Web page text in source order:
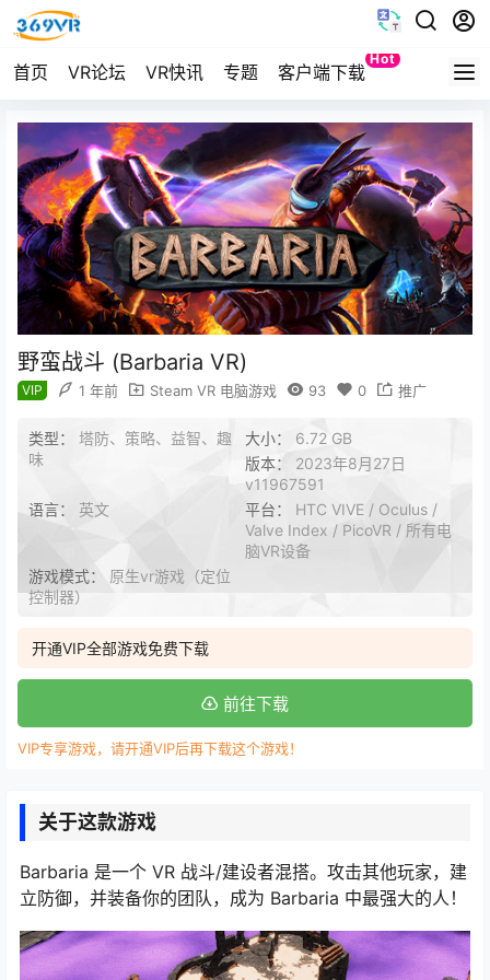
首页 VR论坛 VR快讯 专题 客户端下载
Hot
Quest
野蛮战斗 (Barbaria VR)
VIP 1 年前 Steam VR 电脑游戏 93 0 推广
类型： 塔防、策略、益智、趣
味
大小： 6.72 GB
版本： 2023年8月27日
v11967591
语言： 英文 平台： HTC VIVE / Oculus /
Valve Index / PicoVR / 所有电
脑VR设备
游戏模式： 原生vr游戏（定位
控制器）
开通VIP全部游戏免费下载
前往下载
VIP专享游戏，请开通VIP后再下载这个游戏！
关于这款游戏
Barbaria 是一个 VR 战斗/建设者混搭。攻击其他玩家，建
立防御，并装备你的团队，成为 Barbaria 中最强大的人！